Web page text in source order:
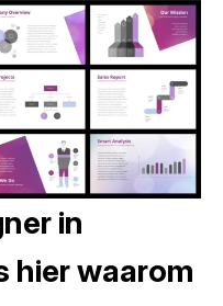
in
hier waarom